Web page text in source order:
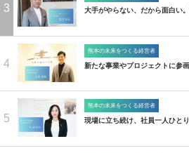
3 大手がやらない、だから面白い
4
熊本の未来をつくる経営者
新たな事業やプロジェクトに参
5
熊本の未来をつくる経営者
現場に立ち続け、社員一人ひと